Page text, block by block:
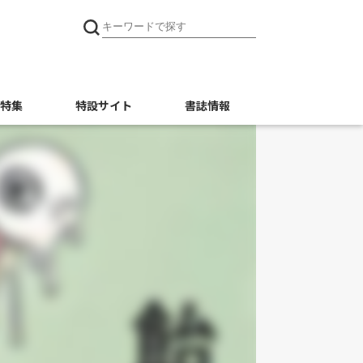
特集 特設サイト 書誌情報